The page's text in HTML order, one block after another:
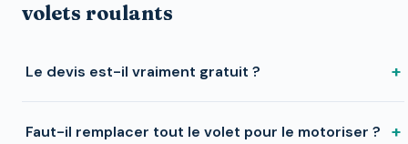
volets roulants
Le devis est-il vraiment gratuit ? +
Faut-il remplacer tout le volet pour le motoriser ? +